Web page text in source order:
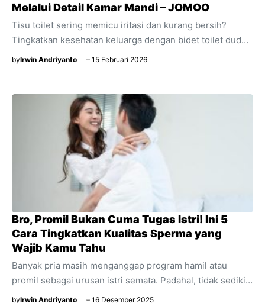
Melalui Detail Kamar Mandi – JOMOO
Tisu toilet sering memicu iritasi dan kurang bersih?
Tingkatkan kesehatan keluarga dengan bidet toilet duduk
elektrik otomatis dari JOMOO. Lebih lembut, bersih, dan
byIrwin Andriyanto 15 Februari 2026
Bro, Promil Bukan Cuma Tugas Istri! Ini 5
Cara Tingkatkan Kualitas Sperma yang
Wajib Kamu Tahu
Banyak pria masih menganggap program hamil atau
promil sebagai urusan istri semata. Padahal, tidak sedikit
pasangan yang sudah berusaha keras bertahun-tahun,
byIrwin Andriyanto 16 Desember 2025